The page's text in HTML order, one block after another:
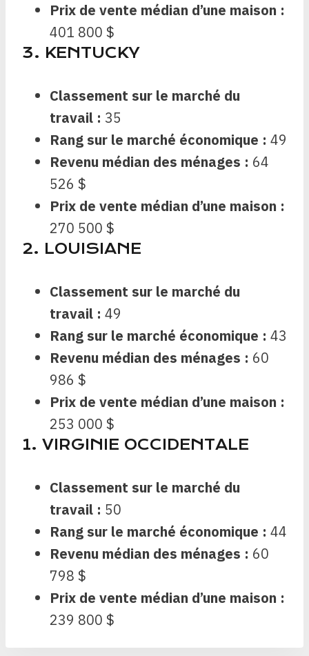
Prix ​​de vente médian d’une maison :
401 800 $
3. KENTUCKY
Classement sur le marché du
travail : 35
Rang sur le marché économique : 49
Revenu médian des ménages : 64
526 $
Prix ​​de vente médian d’une maison :
270 500 $
2. LOUISIANE
Classement sur le marché du
travail : 49
Rang sur le marché économique : 43
Revenu médian des ménages : 60
986 $
Prix ​​de vente médian d’une maison :
253 000 $
1. VIRGINIE OCCIDENTALE
Classement sur le marché du
travail : 50
Rang sur le marché économique : 44
Revenu médian des ménages : 60
798 $
Prix ​​de vente médian d’une maison :
239 800 $